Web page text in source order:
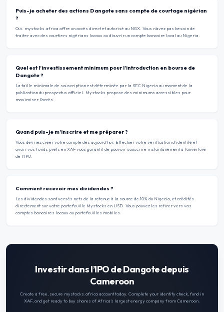
Puis-je acheter des actions Dangote sans compte de courtage nigérian
?
Oui. mystocks.africa offre un accès direct et autorisé au NGX. Vous n’avez pas besoin de
traiter avec des courtiers nigérians locaux ou d’ouvrir un compte bancaire local au Nigeria.
Quel est l’investissement minimum pour l’introduction en bourse de
Dangote ?
La taille minimale de souscription est déterminée par la SEC Nigeria au moment de la
publication du prospectus officiel. Mystocks propose des minimums accessibles pour
maximiser l’accès.
Quand puis-je m’inscrire et me préparer ?
Vous devriez créer votre compte dès aujourd’hui. Effectuer votre vérification d’identité et
avoir vos fonds prêts en XAF vous garantit de pouvoir souscrire instantanément à l’ouverture
de l’IPO.
Comment recevoir mes dividendes ?
Les dividendes sont versés nets de la retenue à la source de 10% du Nigeria, et crédités
directement sur votre portefeuille Mystocks en USD. Vous pouvez les retirer vers vos
comptes bancaires locaux ou portefeuilles mobiles.
Investir dans l’IPO de Dangote depuis
Cameroon
Create a free, secure mystocks.africa account today. Complete your identity check, fund in
XAF , and get ready to buy shares of Africa’s largest energy company fromCameroon